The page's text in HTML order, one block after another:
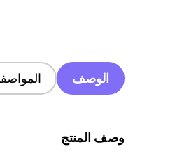
الوصف
وصف المنتج